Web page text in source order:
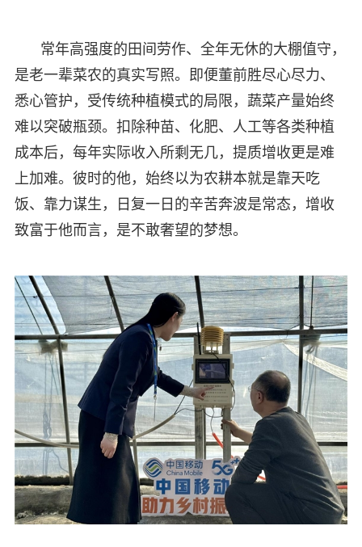
常年高强度的田间劳作、全年无休的大棚值守，
是老一辈菜农的真实写照。即便董前胜尽心尽力、
悉心管护，受传统种植模式的局限，蔬菜产量始终
难以突破瓶颈。扣除种苗、化肥、人工等各类种植
成本后，每年实际收入所剩无几，提质增收更是难
上加难。彼时的他，始终以为农耕本就是靠天吃
饭、靠力谋生，日复一日的辛苦奔波是常态，增收
致富于他而言，是不敢奢望的梦想。